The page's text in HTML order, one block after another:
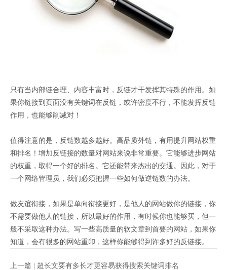
只有当内部链合理、内容丰富时，反链才干发挥其特殊的作用。如
果你链接到页面没有关键词在反链，或许密度不行，不能发挥反链
作用，也能够削减对！
值得注意的是，反链数越多越好。高品质外链，有用提升网站权重
和排名！增加反链接的数量对网站来说非常重要。它能够进步网站
的权重，取得一个好的排名。它还能带来杰出的交通。因此，对于
一个网络管理员，我们必须把握一些如何做逆链数的办法。
做友谊衔接，如果是单向衔接更好，是他人的网站做你的链接，你
不需要做他人的链接，所以最好的作用，有时候你也能够买，但一
般不采取这种办法。写一些高质量的软文章到首要的网站，如果你
知道，会有很多的网站重印，这样你能够得到许多好的反链接。
上一篇 | 超长文要有多长才更容易获得搜索关键词排名